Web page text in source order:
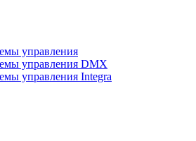
управления
управления DMX
управления Integra